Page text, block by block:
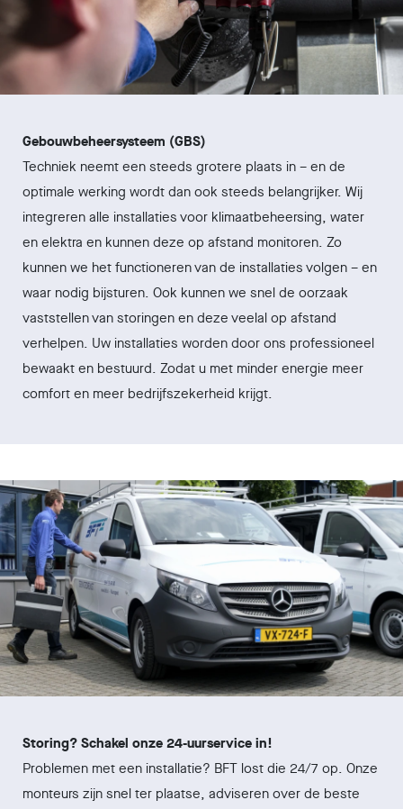
Gebouwbeheersysteem (GBS)
Techniek neemt een steeds grotere plaats in – en de
optimale werking wordt dan ook steeds belangrijker. Wij
integreren alle installaties voor klimaatbeheersing, water
en elektra en kunnen deze op afstand monitoren. Zo
kunnen we het functioneren van de installaties volgen – en
waar nodig bijsturen. Ook kunnen we snel de oorzaak
vaststellen van storingen en deze veelal op afstand
verhelpen. Uw installaties worden door ons professioneel
bewaakt en bestuurd. Zodat u met minder energie meer
comfort en meer bedrijfszekerheid krijgt.
Storing? Schakel onze 24-uurservice in!
Problemen met een installatie? BFT lost die 24/7 op. Onze
monteurs zijn snel ter plaatse, adviseren over de beste